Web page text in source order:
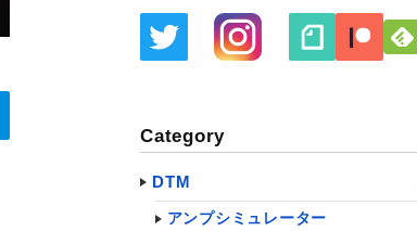
Category
DTM
アンプシミュレーター